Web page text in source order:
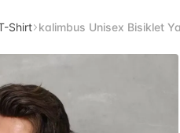
Shirt kalimbus Unisex Bisiklet